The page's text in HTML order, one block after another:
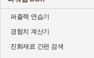
퍼즐력 연습기
경험치 계산기
진화재료 간편 검색